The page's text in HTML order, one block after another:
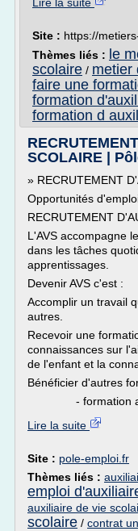
Site : https://
Thèmes liés : le
scolaire / metier
faire une
formation
formation d
SCOLAIRE |
» RECRUTEMENT
Opportunités
RECRUTEMENT
L'AVS accompagne
dans les tâches
apprentissages.
Devenir AVS c'est :
Accomplir un travail
autres.
Recevoir une
connaissances sur
de l'enfant et la
Bénéficier d'autres
- formation aux
Lire la suite
Site : pole-emploi.fr
Thèmes liés :
emploi
auxiliaire de vie
scolaire / contrat